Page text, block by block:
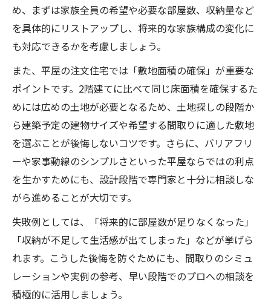
光と風を活かす注文住宅平屋の設計ポイン
ト
注文住宅平屋の相場リサーチで予算安心
注文住宅平屋の価格相場を徹底チェック
注文住宅平屋の費用内訳と注意点解説
注文住宅平屋は予算1000万円で可能か考察
ローコスト住宅平屋ランキングの活用方法
注文住宅平屋の資金計画で後悔しないコツ
シンプル動線が魅力の平屋注文住宅とは
注文住宅平屋で実現するシンプルな動線設
動線効率化で暮らしやすい注文住宅平屋の
工夫
子育て世代に最適な注文住宅平屋の間取り
例
め、まずは家族全員の希望や必要な部屋数、収納量など
を具体的にリストアップし、将来的な家族構成の変化に
も対応できるかを考慮しましょう。
また、平屋の注文住宅では「敷地面積の確保」が重要な
ポイントです。2階建てに比べて同じ床面積を確保するた
めには広めの土地が必要となるため、土地探しの段階か
ら建築予定の建物サイズや希望する間取りに適した敷地
を選ぶことが後悔しないコツです。さらに、バリアフリ
ーや家事動線のシンプルさといった平屋ならではの利点
を生かすためにも、設計段階で専門家と十分に相談しな
がら進めることが大切です。
失敗例としては、「将来的に部屋数が足りなくなった」
「収納が不足して生活感が出てしまった」などが挙げら
れます。こうした後悔を防ぐためにも、間取りのシミュ
レーションや実例の参考、早い段階でのプロへの相談を
積極的に活用しましょう。